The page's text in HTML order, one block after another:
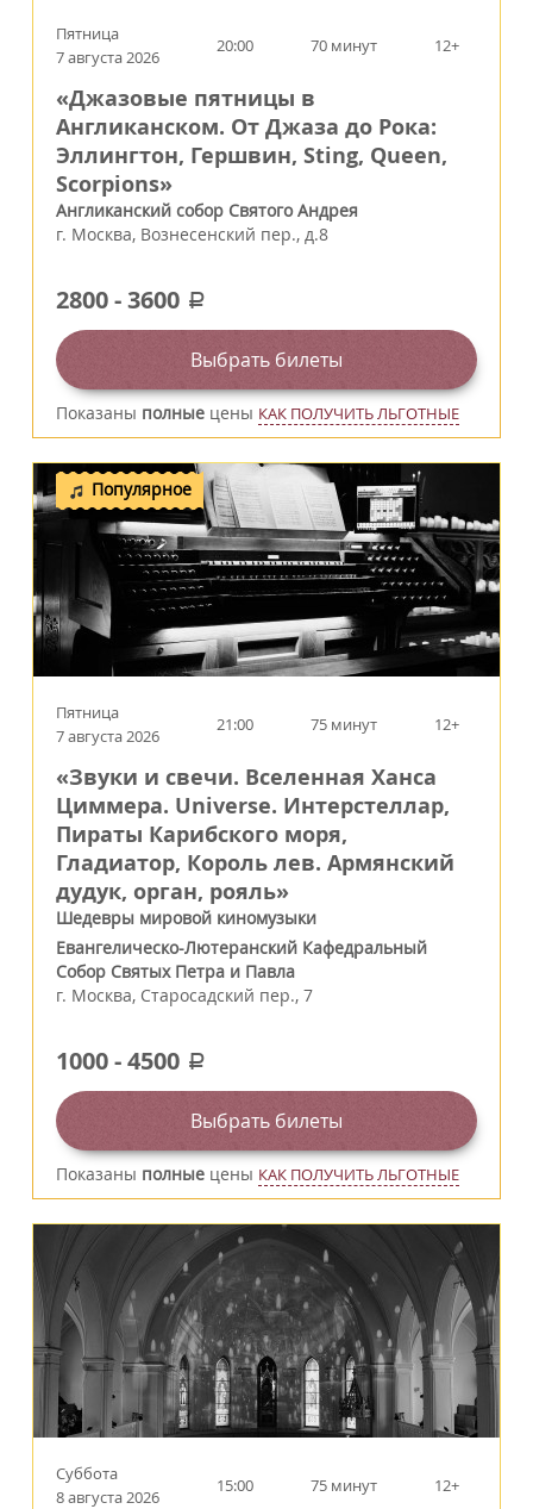
Пятница
7 августа 2026
20:00 70 минут 12+
«Джазовые пятницы в
Англиканском. От Джаза до Рока:
Эллингтон, Гершвин, Sting, Queen,
Scorpions»
Англиканский собор Святого Андрея
г. Москва, Вознесенский пер., д.8
2800-3600 a
Выбрать билеты
Показаны полные цены КАК ПОЛУЧИТЬ ЛЬГОТНЫЕ
Популярное
Пятница
7 августа 2026
21:00 75 минут 12+
«Звуки и свечи. Вселенная Ханса
Циммера. Universe. Интерстеллар,
Пираты Карибского моря,
Гладиатор, Король лев. Армянский
дудук, орган, рояль»
Шедевры мировой киномузыки
Евангелическо-Лютеранский Кафедральный
Собор Святых Петра и Павла
г. Москва, Старосадский пер., 7
1000-4500 a
Выбрать билеты
Показаны полные цены КАК ПОЛУЧИТЬ ЛЬГОТНЫЕ
Суббота
8 августа 2026
15:00 75 минут 12+